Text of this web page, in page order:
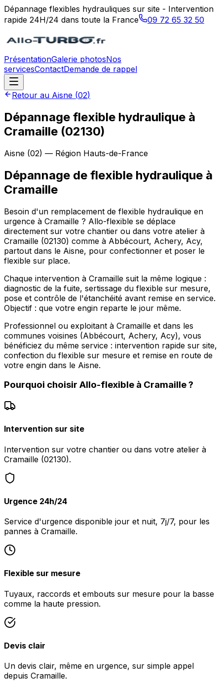
Dépannage flexibles hydrauliques sur site - Intervention
rapide 24H/24 dans toute la France
09 72 65 32 50
PrésentationGalerie photosNos
servicesContactDemande de rappel
Retour au Aisne (02)
Dépannage flexible hydraulique à
Cramaille (02130)
Aisne (02) — Région Hauts-de-France
Dépannage de flexible hydraulique à
Cramaille
Besoin d'un remplacement de flexible hydraulique en
urgence à Cramaille ? Allo-flexible se déplace
directement sur votre chantier ou dans votre atelier à
Cramaille (02130) comme à Abbécourt, Achery, Acy,
partout dans le Aisne, pour confectionner et poser le
flexible sur place.
Chaque intervention à Cramaille suit la même logique :
diagnostic de la fuite, sertissage du flexible sur mesure,
pose et contrôle de l'étanchéité avant remise en service.
Objectif : que votre engin reparte le jour même.
Professionnel ou exploitant à Cramaille et dans les
communes voisines (Abbécourt, Achery, Acy), vous
bénéficiez du même service : intervention rapide sur site,
confection du flexible sur mesure et remise en route de
votre engin dans le Aisne.
Pourquoi choisir Allo-flexible à Cramaille?
Intervention sur site
Intervention sur votre chantier ou dans votre atelier à
Cramaille (02130).
Urgence 24h/24
Service d'urgence disponible jour et nuit, 7j/7, pour les
pannes à Cramaille.
Flexible sur mesure
Tuyaux, raccords et embouts sur mesure pour la basse
comme la haute pression.
Devis clair
Un devis clair, même en urgence, sur simple appel
depuis Cramaille.